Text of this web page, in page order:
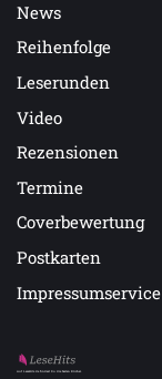
News
Reihenfolge
Leserunden
Video
Rezensionen
Termine
Coverbewertung
Postkarten
Impressumservice
Auf LeseHits.de findest Du die besten Bücher.